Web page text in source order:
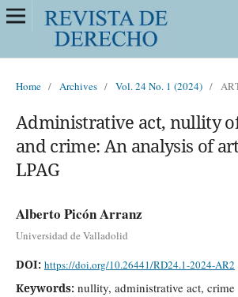
Home / Archives / Vol. 24 No. 1 (2024) /
Administrative act, nullity
and crime: An analysis of
LPAG
Alberto Picón Arranz
Universidad de Valladolid
DOI: https://doi.org/10.26441/RD24.1-2024-AR2
Keywords: nullity, administrative act, crime